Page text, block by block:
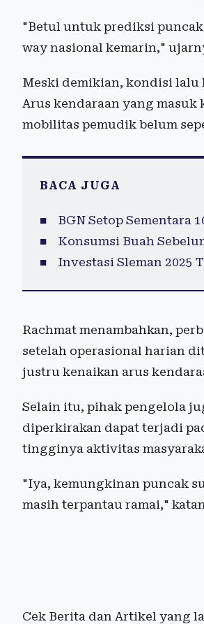
"Betul untuk prediksi
way nasional kemarin,"
Meski demikian, kondisi lalu
Arus kendaraan yang
mobilitas pemudik belum
BACA JUGA
BGN Setop Sementara
Konsumsi Buah
Investasi Sleman 2025
Rachmat menambahkan,
setelah operasional harian
justru kenaikan arus
Selain itu, pihak pengelola
diperkirakan dapat terjadi
tingginya aktivitas
"Iya, kemungkinan puncak
masih terpantau ramai,"
Cek Berita dan Artikel yang